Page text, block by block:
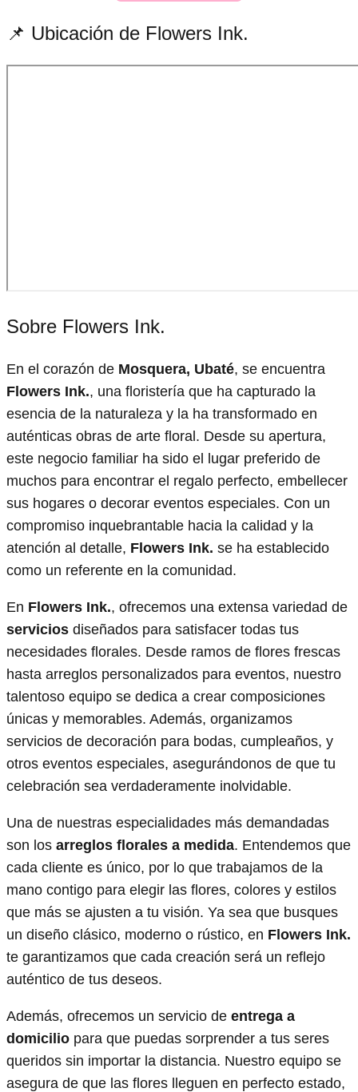
📌 Ubicación de Flowers Ink.
Sobre Flowers Ink.
En el corazón de Mosquera, Ubaté, se encuentra
Flowers Ink., una floristería que ha capturado la
esencia de la naturaleza y la ha transformado en
auténticas obras de arte floral. Desde su apertura,
este negocio familiar ha sido el lugar preferido de
muchos para encontrar el regalo perfecto, embellecer
sus hogares o decorar eventos especiales. Con un
compromiso inquebrantable hacia la calidad y la
atención al detalle, Flowers Ink. se ha establecido
como un referente en la comunidad.
En Flowers Ink., ofrecemos una extensa variedad de
servicios diseñados para satisfacer todas tus
necesidades florales. Desde ramos de flores frescas
hasta arreglos personalizados para eventos, nuestro
talentoso equipo se dedica a crear composiciones
únicas y memorables. Además, organizamos
servicios de decoración para bodas, cumpleaños, y
otros eventos especiales, asegurándonos de que tu
celebración sea verdaderamente inolvidable.
Una de nuestras especialidades más demandadas
son los arreglos florales a medida. Entendemos que
cada cliente es único, por lo que trabajamos de la
mano contigo para elegir las flores, colores y estilos
que más se ajusten a tu visión. Ya sea que busques
un diseño clásico, moderno o rústico, en Flowers Ink.
te garantizamos que cada creación será un reflejo
auténtico de tus deseos.
Además, ofrecemos un servicio de entrega a
domicilio para que puedas sorprender a tus seres
queridos sin importar la distancia. Nuestro equipo se
asegura de que las flores lleguen en perfecto estado,